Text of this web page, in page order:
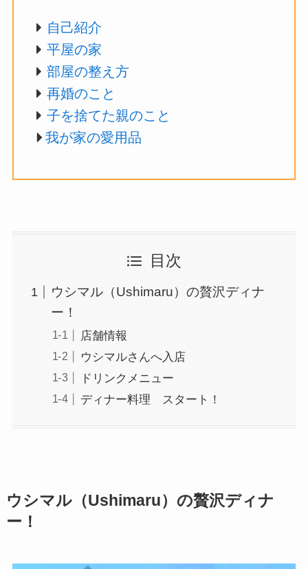
自己紹介
平屋の家
部屋の整え方
再婚のこと
子を捨てた親のこと
我が家の愛用品
目次
ウシマル（Ushimaru）の贅沢ディナ
ー！
店舗情報
ウシマルさんへ入店
ドリンクメニュー
ディナー料理 スタート！
ウシマル（Ushimaru）の贅沢ディナ
ー！